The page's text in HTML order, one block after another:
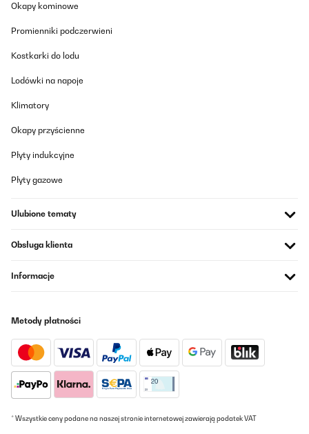
Okapy kominowe
Promienniki podczerwieni
Kostkarki do lodu
Lodówki na napoje
Klimatory
Okapy przyścienne
Płyty indukcyjne
Płyty gazowe
Ulubione tematy
Obsługa klienta
Informacje
Metody płatności
* Wszystkie ceny podane na naszej stronie internetowej zawierają podatek VAT